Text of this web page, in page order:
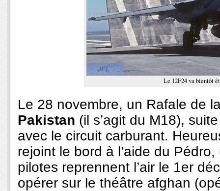
Le 12F24 va bientôt
Le 28 novembre, un Rafale de
Pakistan (il s’agit du M18),
avec le circuit carburant.
rejoint le bord à l’aide du
pilotes reprennent l’air le 1er
opérer sur le théâtre afghan